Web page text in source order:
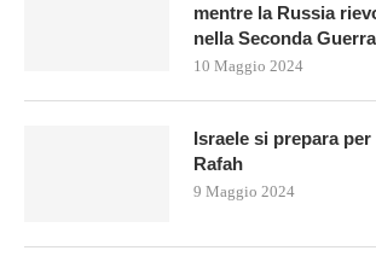
mentre la Russia
nella Seconda
10 Maggio 2024
Israele si prepara per
Rafah
9 Maggio 2024